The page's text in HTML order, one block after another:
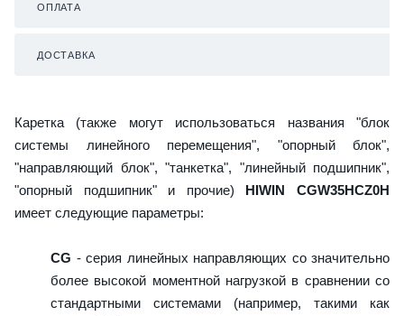
ОПЛАТА
ДОСТАВКА
Каретка (также могут использоваться названия "блок
системы линейного перемещения", "опорный блок",
"направляющий блок", "танкетка", "линейный подшипник",
"опорный подшипник" и прочие) HIWIN CGW35HCZ0H
имеет следующие параметры:
CG - серия линейных направляющих со значительно
более высокой моментной нагрузкой в сравнении со
стандартными системами (например, такими как